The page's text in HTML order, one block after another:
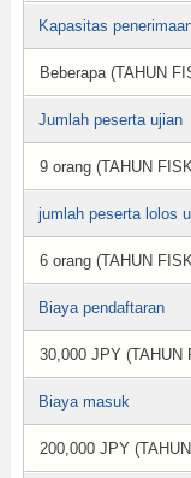
Kapasitas
Beberapa (TAHUN
Jumlah peserta ujian
9 orang (TAHUN
jumlah peserta lolos
6 orang (TAHUN
Biaya pendaftaran
30,000 JPY (TAHUN
Biaya masuk
200,000 JPY